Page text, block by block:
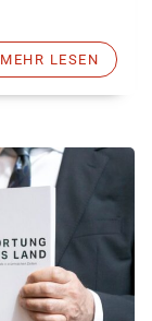
MEHR LESEN